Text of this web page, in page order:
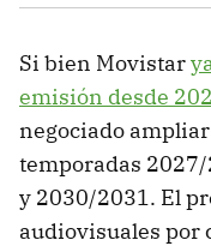
Si bien Movistar
emisión desde
negociado
temporadas
y 2030/2031. El
audiovisuales por